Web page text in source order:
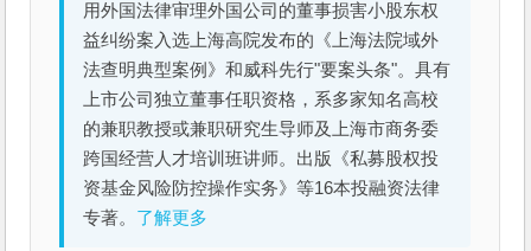
用外国法律审理外国公司的董事损害小股东权
益纠纷案入选上海高院发布的《上海法院域外
法查明典型案例》和威科先行"要案头条"。具有
上市公司独立董事任职资格，系多家知名高校
的兼职教授或兼职研究生导师及上海市商务委
跨国经营人才培训班讲师。出版《私募股权投
资基金风险防控操作实务》等16本投融资法律
专著。 了解更多